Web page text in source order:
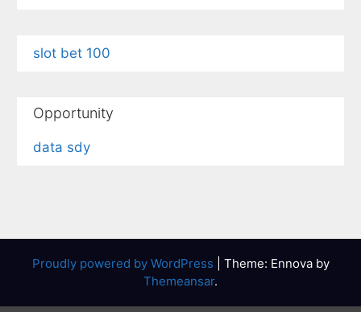
slot bet 100
Opportunity
data sdy
Proudly powered by WordPress
Theme: Ennova by
Themeansar.